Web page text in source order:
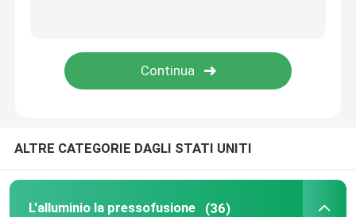
Pezzi di ricambio delle forniture di ufficio
ALTRE CATEGORIE DAGLI STATI UNITI
L'alluminio la pressofusione (36)